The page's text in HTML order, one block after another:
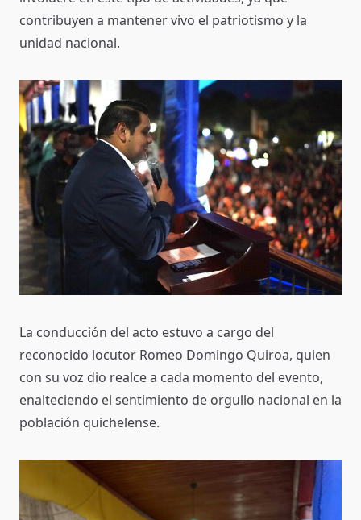
contribuyen a mantener vivo el patriotismo y la
unidad nacional.
La conducción del acto estuvo a cargo del
reconocido locutor Romeo Domingo Quiroa, quien
con su voz dio realce a cada momento del evento,
enalteciendo el sentimiento de orgullo nacional en la
población quichelense.